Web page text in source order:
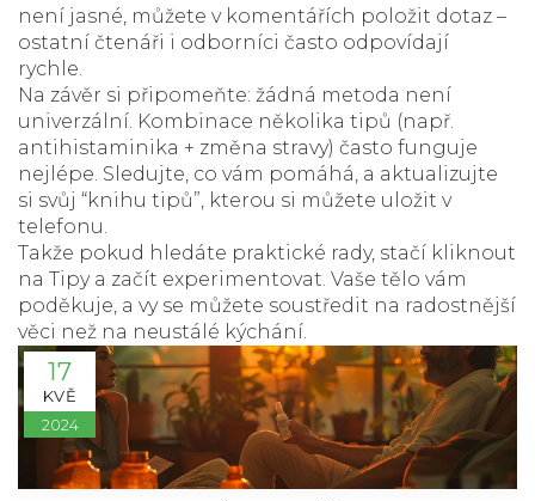
není jasné, můžete v komentářích položit dotaz –
ostatní čtenáři i odborníci často odpovídají
rychle.
Na závěr si připomeňte: žádná metoda není
univerzální. Kombinace několika tipů (např.
antihistaminika + změna stravy) často funguje
nejlépe. Sledujte, co vám pomáhá, a aktualizujte
si svůj “knihu tipů”, kterou si můžete uložit v
telefonu.
Takže pokud hledáte praktické rady, stačí kliknout
na Tipya začít experimentovat. Vaše tělo vám
poděkuje, a vy se můžete soustředit na radostnější
věci než na neustálé kýchání.
17
KVĚ
2024